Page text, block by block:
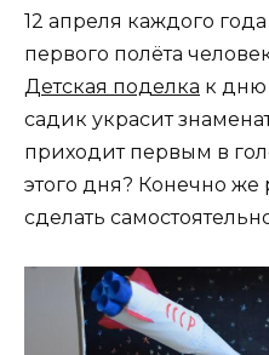
12 апреля каждого
первого полёта
Детская поделка к дню
садик украсит
приходит первым в
этого дня? Конечно же
сделать